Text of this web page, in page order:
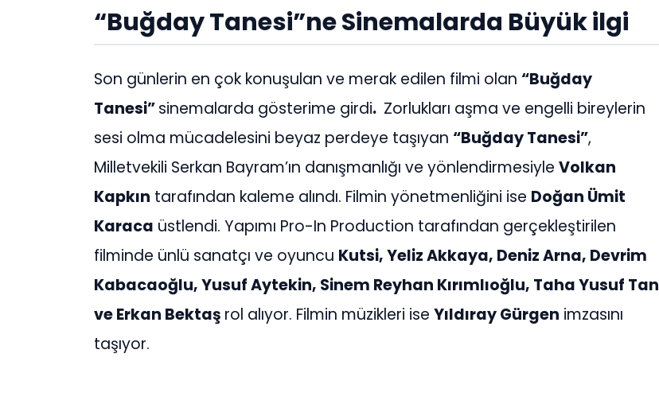
“Buğday Tanesi”ne Sinemalarda Büyük ilgi
Son günlerin en çok konuşulan ve merak edilen filmi olan “Buğday
Tanesi”sinemalarda gösterime girdi. Zorlukları aşma ve engelli bireylerin
sesi olma mücadelesini beyaz perdeye taşıyan “Buğday Tanesi”,
Milletvekili Serkan Bayram’ın danışmanlığı ve yönlendirmesiyle Volkan
Kapkın tarafından kaleme alındı. Filmin yönetmenliğini ise Doğan Ümit
Karaca üstlendi. Yapımı Pro-In Production tarafından gerçekleştirilen
filminde ünlü sanatçı ve oyuncu Kutsi, Yeliz Akkaya, Deniz Arna, Devrim
Kabacaoğlu, Yusuf Aytekin, Sinem Reyhan Kırımlıoğlu, Taha Yusuf Tan
ve Erkan Bektaş rol alıyor. Filmin müzikleri ise Yıldıray Gürgen imzasını
taşıyor.